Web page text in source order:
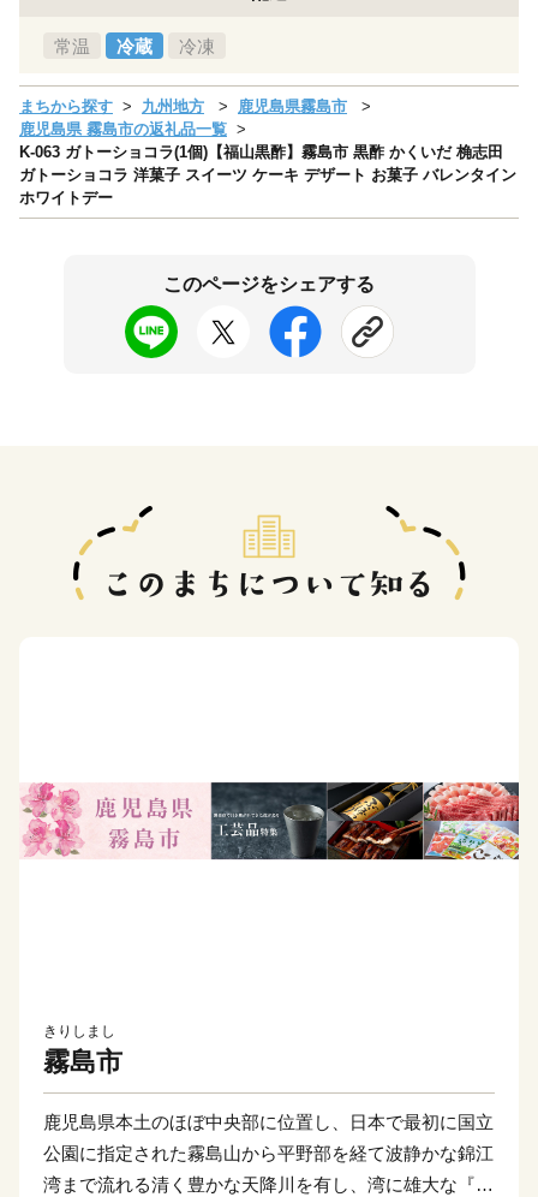
常温 冷蔵 冷凍
まちから探す 九州地方
鹿児島県霧島市
鹿児島県 霧島市の返礼品一覧
K-063 ガトーショコラ(1個)【福山黒酢】霧島市 黒酢 かくいだ 桷志田
ガトーショコラ 洋菓子 スイーツ ケーキ デザート お菓子 バレンタイン
ホワイトデー
このページをシェアする
きりしまし
霧島市
鹿児島県本土のほぼ中央部に位置し、日本で最初に国立
公園に指定された霧島山から平野部を経て波静かな錦江
湾まで流れる清く豊かな天降川を有し、湾に雄大な『桜